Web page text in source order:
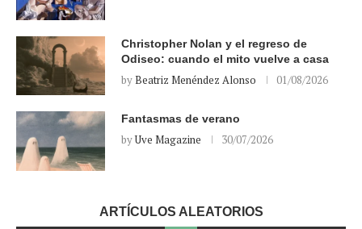
Christopher Nolan y el regreso de
Odiseo: cuando el mito vuelve a casa
byBeatriz Menéndez Alonso 01/08/2026
Fantasmas de verano
byUve Magazine 30/07/2026
ARTÍCULOS ALEATORIOS